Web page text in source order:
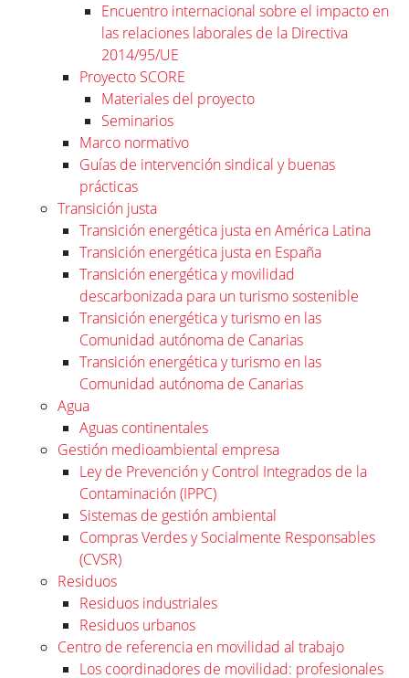
Encuentro internacional sobre el impacto en
las relaciones laborales de la Directiva
2014/95/UE
Proyecto SCORE
Materiales del proyecto
Seminarios
Marco normativo
Guías de intervención sindical y buenas
prácticas
Transición justa
Transición energética justa en América Latina
Transición energética justa en España
Transición energética y movilidad
descarbonizada para un turismo sostenible
Transición energética y turismo en las
Comunidad autónoma de Canarias
Transición energética y turismo en las
Comunidad autónoma de Canarias
Agua
Aguas continentales
Gestión medioambiental empresa
Ley de Prevención y Control Integrados de la
Contaminación (IPPC)
Sistemas de gestión ambiental
Compras Verdes y Socialmente Responsables
(CVSR)
Residuos
Residuos industriales
Residuos urbanos
Centro de referencia en movilidad al trabajo
Los coordinadores de movilidad: profesionales